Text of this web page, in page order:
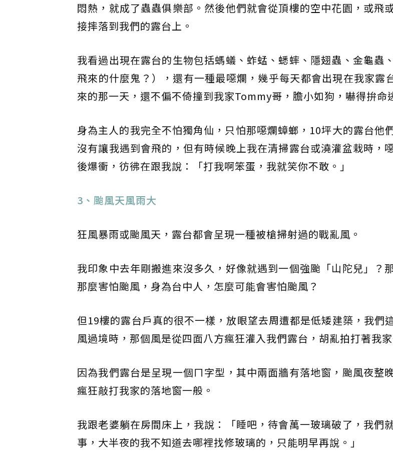
悶熱，就成了蟲蟲俱樂部。然後他們就會從頂樓的空中花園，或飛
接摔落到我們的露台上。
我看過出現在露台的生物包括螞蟻、蚱蜢、蟋蟀、隱翅蟲、金龜蟲
飛來的什麼鬼？），還有一種最噁爛，幾乎每天都會出現在我家露
來的那一天，還不偏不倚撞到我家Tommy哥，膽小如狗，嚇得拚
身為主人的我完全不怕獨角仙，只怕那噁爛蟑螂，10坪大的露台他
沒有讓我遇到會飛的，但有時候晚上我在清掃露台或澆灌盆栽時，
後爆衝，彷彿在跟我說：「打我啊笨蛋，我就笑你不敢。」
3、颱風天風雨大
狂風暴雨或颱風天，露台都會呈現一種被槍掃射過的戰亂風。
我印象中去年剛搬進來沒多久，好像就遇到一個強颱「山陀兒」？
那麼害怕颱風，身為台中人，怎麼可能會害怕颱風？
但19樓的露台戶真的很不一樣，放眼望去周遭都是低矮建築，我們
風過境時，那個風是從四面八方瘋狂灌入我們露台，胡亂拍打著我家
因為我們露台是呈現一個ㄇ字型，其中兩面牆有落地窗，颱風夜整
瘋狂敲打我家的落地窗一般。
我跟老婆躺在房間床上，我說：「睡吧，待會萬一玻璃破了，我們
事，大半夜的我不知道去哪裡找修玻璃的，只能明早再說。」